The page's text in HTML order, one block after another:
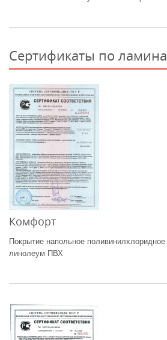
Сертификаты по
Комфорт
Покрытие напольное
линолеум ПВХ